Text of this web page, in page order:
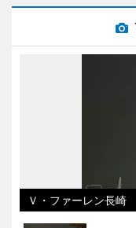
Ｖ・ファーレン長崎